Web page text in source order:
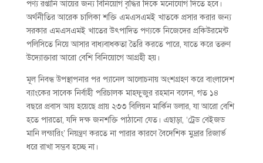
পণ্য রপ্তানি আয়ের জন্য বিনিয়োগ বৃদ্ধির দিকে মনোযোগ দিতে হবে।
অর্থনীতির আরেক চালিকা শক্তি এমএসএমই খাতকে প্রসার করার জন্য
সরকার এমএসএমই খাতের উৎপাদিত পণ্যকে নিজেদের প্রকিউরমেন্ট
পলিসিতে নিয়ে আসার বাধ্যবাধকতা তৈরি করতে পারে, যাতে করে তরুণ
উদ্যোক্তারা আরো বেশি বিনিয়োগে আগ্রহী হয়।
মূল নিবন্ধ উপস্থাপনার পর প্যানেল আলোচনায় অংশগ্রহণ করে বাংলাদেশ
ব্যাংকের সাবেক নির্বাহী পরিচালক মাহফুজুর রহমান বলেন, গত ১৪
বছরে প্রবাস আয় হয়েছে প্রায় ২৩৩ বিলিয়ন মার্কিন ডলার, যা আরো বেশি
হতে পারতো, যদি দক্ষ জনশক্তি পাঠানো যেত। এছাড়া, ‘ট্রেড বেইজড
মানি লন্ডারিং’ নিয়ন্ত্রণ করতে না পারার কারণে বৈদেশিক মুদ্রার রিজার্ভ
ধরে রাখা সম্ভব হচ্ছে না।